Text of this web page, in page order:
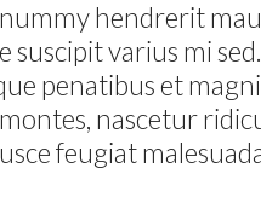
hendrerit
suscipit varius mi
penatibus et
nascetur
feugiat